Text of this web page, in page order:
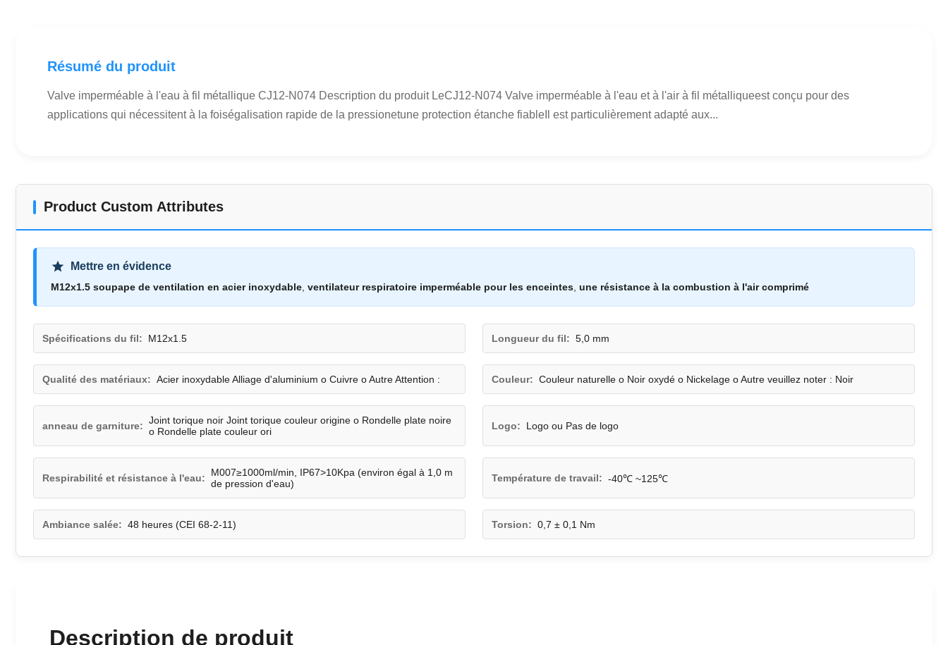
Résumé du produit
Valve imperméable à l'eau à fil métallique CJ12-N074 Description du produit LeCJ12-N074 Valve imperméable à l'eau et à l'air à fil métalliqueest conçu pour des
applications qui nécessitent à la foiségalisation rapide de la pressionetune protection étanche fiableIl est particulièrement adapté aux...
Product Custom Attributes
Mettre en évidence
M12x1.5 soupape de ventilation en acier inoxydable ventilateur respiratoire imperméable pour les enceintes une résistance à la combustion à l'air comprimé
Spécifications du fil: M12x1.5 Longueur du fil: 5,0 mm
Qualité des matériaux: Acier inoxydable Alliage d'aluminium o Cuivre o Autre Attention : Couleur: Couleur naturelle o Noir oxydé o Nickelage o Autre veuillez noter : Noir
anneau de garniture: Joint torique noir Joint torique couleur origine o Rondelle plate noire
o Rondelle plate couleur ori
Logo: Logo ou Pas de logo
Respirabilité et résistance à l'eau:
M007≥1000ml/min, IP67>10Kpa (environ égal à 1,0 m
de pression d'eau)
Température de travail: -40℃ ~125℃
Ambiance salée: 48 heures (CEI 68-2-11) Torsion: 0,7 ± 0,1 Nm
Description de produit